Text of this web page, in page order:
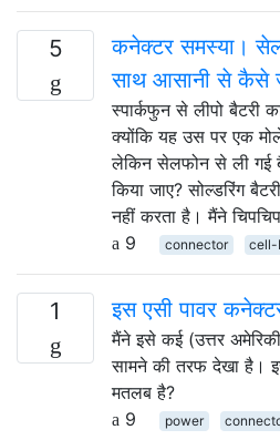
5
कनेक्टर समस्या।
साथ आसानी से कैसे
स्पार्कफुन से लीपो बैटरी
क्योंकि यह उस पर एक
लेकिन सेलफोन से ली गई
किया जाए? सोल्डरिंग
नहीं करता है। मैंने
9
connector cell-
1 इस एसी पावर
मैंने इसे कई (उत्तर
सामने की तरफ देखा है।
मतलब है?
9
power